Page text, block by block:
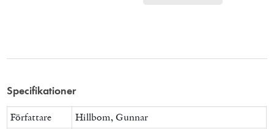
Specifikationer
Författare
Hillbom, Gunnar